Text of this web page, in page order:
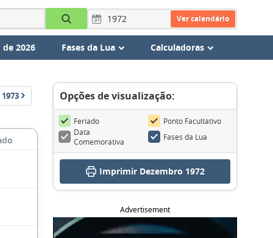
Ver calendário
2026 Fases da Lua Calculadoras
1973 Opções de visualização:
Feriado
Ponto Facultativo
Data
Comemorativa
Fases da Lua
Imprimir Dezembro 1972
Advertisement